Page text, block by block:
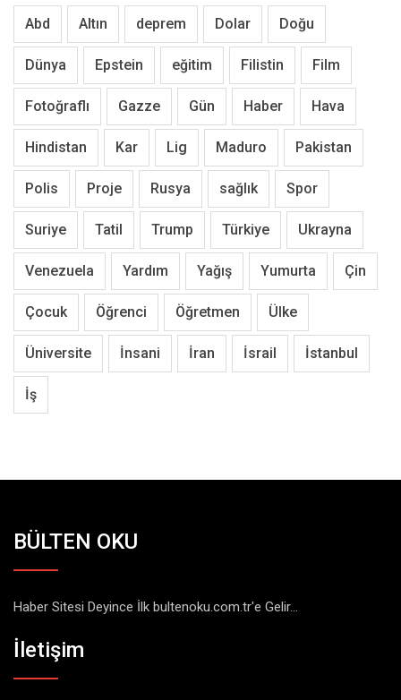
Abd Altın deprem Dolar Doğu
Dünya Epstein eğitim Filistin Film
Fotoğraflı Gazze Gün Haber Hava
Hindistan Kar Lig Maduro Pakistan
Polis Proje Rusya sağlık Spor
Suriye Tatil Trump Türkiye Ukrayna
Venezuela Yardım Yağış Yumurta Çin
Çocuk Öğrenci Öğretmen Ülke
Üniversite İnsani İran İsrail İstanbul
İş
BÜLTEN OKU
Haber Sitesi Deyince İlk bultenoku.com.tr'e Gelir...
İletişim